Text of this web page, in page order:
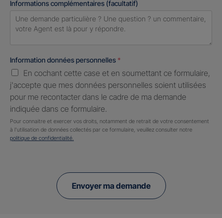
Informations complémentaires (facultatif)
Information données personnelles *
En cochant cette case et en soumettant ce formulaire,
j'accepte que mes données personnelles soient utilisées
pour me recontacter dans le cadre de ma demande
indiquée dans ce formulaire.
Pour connaitre et exercer vos droits, notamment de retrait de votre consentement
à l'utilisation de données collectés par ce formulaire, veuillez consulter notre
politique de confidentialité.
Envoyer ma demande